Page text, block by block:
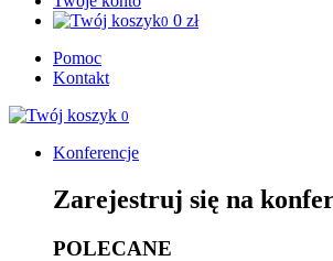
0 0 zł
Pomoc
Kontakt
0
Konferencje
Zarejestruj się na
POLECANE